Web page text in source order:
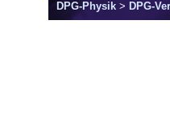
DPG-Physik > DPG-